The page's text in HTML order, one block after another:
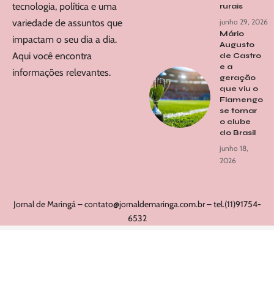
tecnologia, política e uma
variedade de assuntos que
impactam o seu dia a dia.
Aqui você encontra
informações relevantes.
rurais
junho 29, 2026
Mário
Augusto
de Castro
e a
geração
que viu o
Flamengo
se tornar
o clube
do Brasil
junho 18,
2026
Jornal de Maringá –contato@jornaldemaringa.com.br– tel.(11)91754-
6532